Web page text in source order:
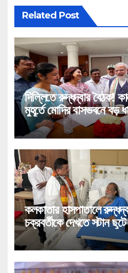
Related Post
দিল্লিতে রুদ্ধদ্বার বৈঠক!
মুহূর্তে মোদির বাসভবনে বড়
কলকাতার হাসপাতালে
চক্রবর্তীকে দেখতে সটান ছুটে
শুভেন্দু!